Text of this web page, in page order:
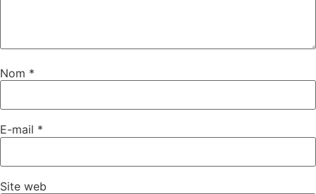
Nom *
E-mail *
Site web